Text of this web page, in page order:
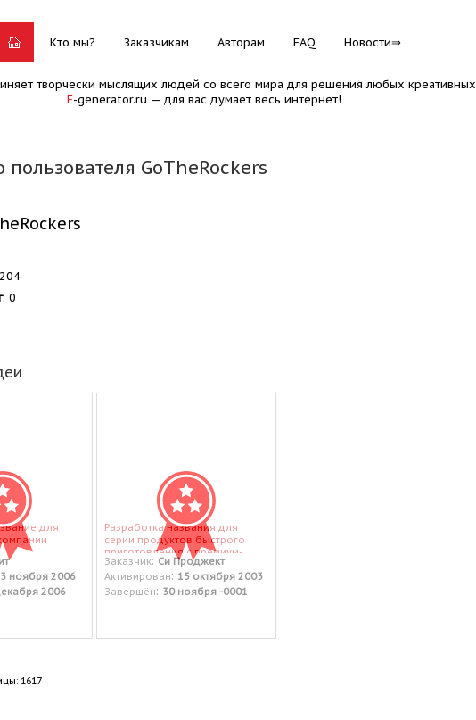
Кто мы? Заказчикам Авторам FAQ Новости
творчески мыслящих людей со всего мира для решения любых креативных
E-generator.ru — для вас думает весь интернет!
GoTheRockers
: 0
для
ноября 2006
2006
Разработка названия для
серии продуктов быстрого
приготовления с премиум-
позиционированием.
Заказчик: Си Проджект
Активирован: 15 октября 2003
Завершён: 30 ноября -0001
1617